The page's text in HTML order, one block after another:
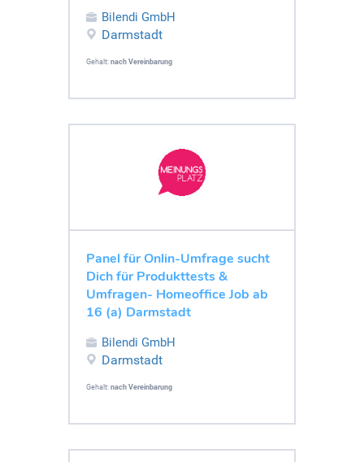
Bilendi GmbH
Darmstadt
Gehalt: nach Vereinbarung
Panel für Onlin-Umfrage sucht
Dich für Produkttests &
Umfragen- Homeoffice Job ab
16 (a) Darmstadt
Bilendi GmbH
Darmstadt
Gehalt: nach Vereinbarung